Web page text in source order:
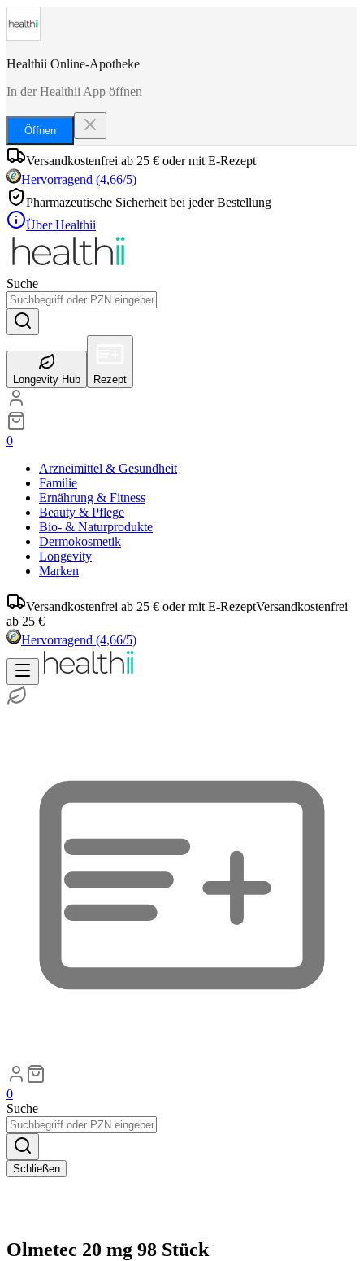
Healthii Online-Apotheke
In der Healthii App öffnen
Öffnen
Versandkostenfrei ab 25 € oder mit E-Rezept
Hervorragend (4,66/5)
Pharmazeutische Sicherheit bei jeder Bestellung
Über Healthii
Suche
Longevity Hub Rezept
0
Arzneimittel & Gesundheit
Familie
Ernährung & Fitness
Beauty & Pflege
Bio- & Naturprodukte
Dermokosmetik
Longevity
Marken
Versandkostenfrei ab 25 € oder mit E-RezeptVersandkostenfrei
ab 25 €
Hervorragend (4,66/5)
0
Suche
Schließen
Olmetec 20 mg 98 Stück